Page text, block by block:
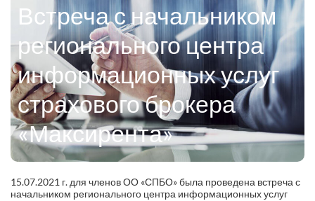
Встреча с начальником
регионального центра
информационных услуг
страхового брокера
«Максирента»
15.07.2021 г. для членов ОО «СПБО» была проведена встреча с
начальником регионального центра информационных услуг